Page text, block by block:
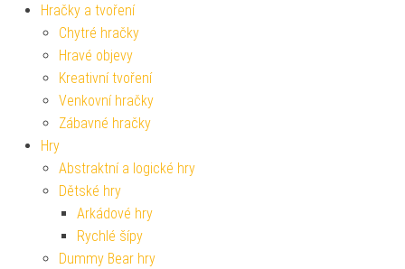
Hračky a tvoření
Chytré hračky
Hravé objevy
Kreativní tvoření
Venkovní hračky
Zábavné hračky
Hry
Abstraktní a logické hry
Dětské hry
Arkádové hry
Rychlé šípy
Dummy Bear hry